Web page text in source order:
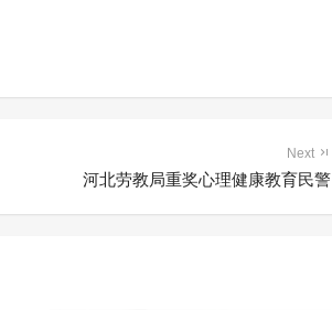
Next
河北劳教局重奖心理健康教育民警